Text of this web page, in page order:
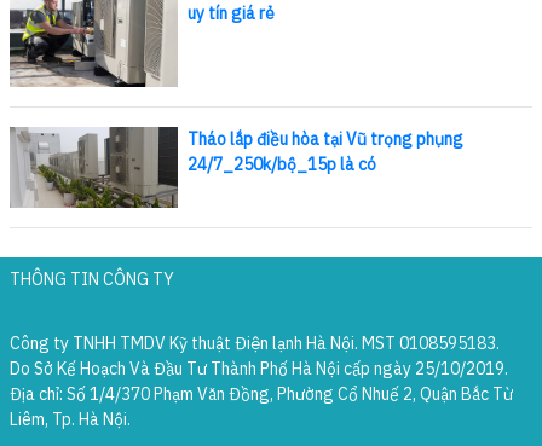
uy tín giá rẻ
Tháo lắp điều hòa tại Vũ trọng phụng
24/7_250k/bộ_15p là có
THÔNG TIN CÔNG TY
Công ty TNHH TMDV Kỹ thuật Điện lạnh Hà Nội. MST 0108595183.
Do Sở Kế Hoạch Và Đầu Tư Thành Phố Hà Nội cấp ngày 25/10/2019.
Địa chỉ: Số 1/4/370 Phạm Văn Đồng, Phường Cổ Nhuế 2, Quận Bắc Từ
Liêm, Tp. Hà Nội.